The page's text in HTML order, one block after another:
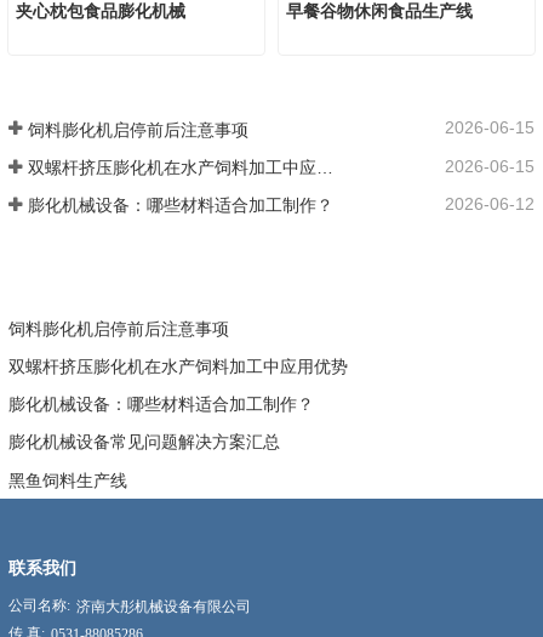
夹心枕包食品膨化机械 早餐谷物休闲食品生产线
饲料膨化机启停前后注意事项 2026-06-15
2026-06-15
膨化机械设备：哪些材料适合加工制作？ 2026-06-12
饲料膨化机启停前后注意事项
双螺杆挤压膨化机在水产饲料加工中应用优势
膨化机械设备：哪些材料适合加工制作？
膨化机械设备常见问题解决方案汇总
黑鱼饲料生产线
联系我们
公司名称: 济南大彤机械设备有限公司
传 真: